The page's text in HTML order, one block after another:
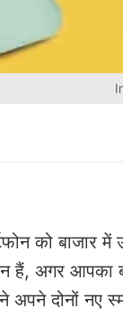
को बाजार
हैं, अगर
दोनों नए